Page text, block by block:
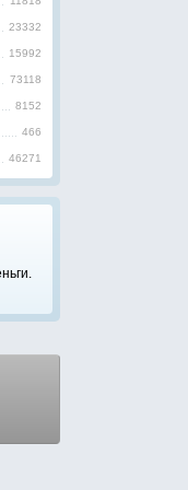
23332
15992
73118
8152
466
46271